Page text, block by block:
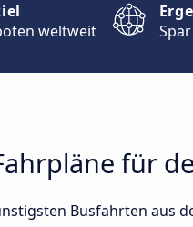
weltweit
für
Busfahrten aus